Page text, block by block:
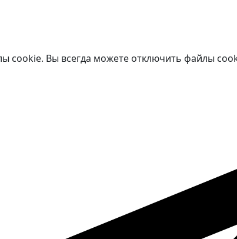
Вы всегда можете отключить файлы